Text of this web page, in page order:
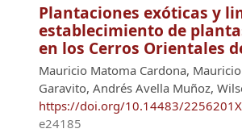
Plantaciones exóticas y
establecimiento de
en los Cerros Orientales
Mauricio Matoma Cardona,
Garavito, Andrés Avella Muñoz,
https://doi.org/10.14483/
e24185